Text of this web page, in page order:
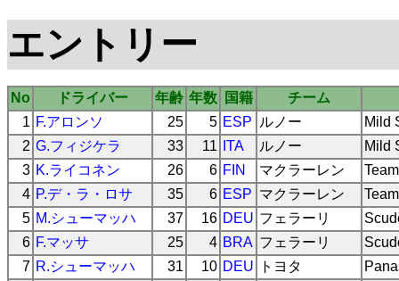
エントリー
No ドライバー 年齢 年数 国籍
チーム
1 F.アロンソ 25 5 ESP ルノー
Mild
2 G.フィジケラ 33 11 ITA ルノー
Mild
3 K.ライコネン 26 6 FIN マクラーレン
4 P.デ・ラ・ロサ 35 6 ESP マクラーレン
5 M.シューマッハ 37 16 DEU フェラーリ
6 F.マッサ 25 4 BRA フェラーリ
7 R.シューマッハ 31 10 DEU トヨタ